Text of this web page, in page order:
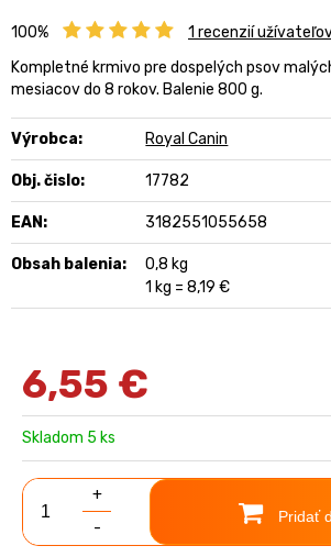
100% 1 recenzií
Kompletné krmivo pre dospelých psov
mesiacov do 8 rokov. Balenie 800 g.
Výrobca: Royal Canin
Obj. čislo: 17782
EAN: 3182551055658
Obsah balenia:
0,8 kg
1 kg = 8,19 €
6,55 €
Skladom 5 ks
+
-
Pridať